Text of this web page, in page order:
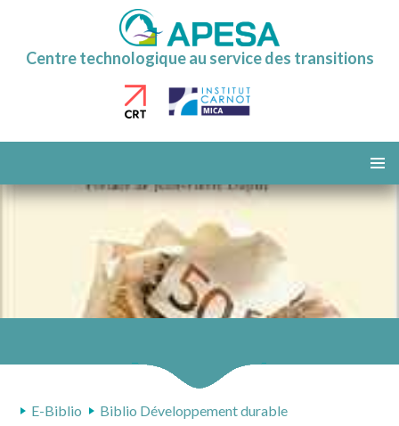
Centre technologique au service des transitions
MENU
AU
CONTENU
E-Biblio Biblio Développement durable